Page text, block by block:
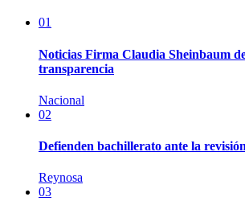
01
Noticias Firma Claudia Sheinbaum
transparencia
Nacional
02
Defienden bachillerato ante la
Reynosa
03